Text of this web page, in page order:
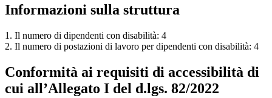
Informazioni sulla struttura
1. Il numero di dipendenti con disabilità: 4
2. Il numero di postazioni di lavoro per dipendenti con disabilità: 4
Conformità ai requisiti di accessibilità di
cui all’Allegato I del d.lgs. 82/2022